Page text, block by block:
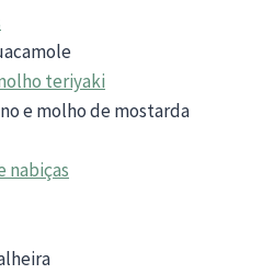
teriyaki
e molho de mostarda
nabiças